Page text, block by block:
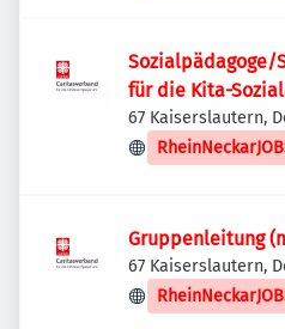
für die Kita-
67 Kaiserslautern,
Gruppenleitung
67 Kaiserslautern,